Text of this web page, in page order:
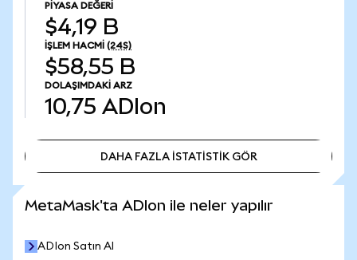
PIYASA DEĞERI
$4,19 B
İŞLEM HACMI (24S)
$58,55 B
DOLAŞIMDAKI ARZ
10,75 ADIon
DAHA FAZLA İSTATİSTİK GÖR
MetaMask'ta ADIon ile neler yapılır
ADIon Satın Al